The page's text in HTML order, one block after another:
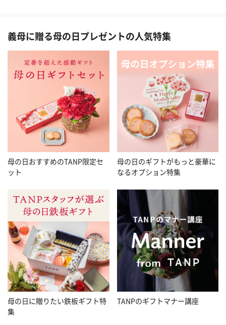
義母に贈る母の日プレゼントの人気特集
母の日おすすめのTANP限定セ
ット
母の日のギフトがもっと豪華に
なるオプション特集
母の日に贈りたい鉄板ギフト特
集
TANPのギフトマナー講座